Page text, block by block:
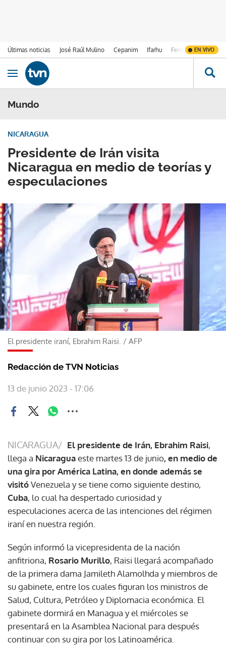
Últimas noticias José Raúl Mulino Cepanim Ifarhu Fenómeno de El
EN VIVO
Ir al contenido
Obrir navegació
Mundo
Presidente de Irán visita
Nicaragua en medio de teorías y
especulaciones
NICARAGUA
El presidente iraní, Ebrahim Raisi. / AFP
Redacción de TVN Noticias
13 de junio 2023 - 17:06
NICARAGUA/ El presidente de Irán, Ebrahim Raisi,
llega a Nicaraguaeste martes 13 de junio, en medio de
una gira por América Latina, en donde además se
visitóVenezuela y se tiene como siguiente destino,
Cuba, lo cual ha despertado curiosidad y
especulaciones acerca de las intenciones del régimen
iraní en nuestra región.
Según informó la vicepresidenta de la nación
anfitriona, Rosario Murillo, Raisi llegará acompañado
de la primera dama Jamileth Alamolhda y miembros de
su gabinete, entre los cuales figuran los ministros de
Salud, Cultura, Petróleo y Diplomacia económica. El
gabinete dormirá en Managua y el miércoles se
presentará en la Asamblea Nacional para después
continuar con su gira por los Latinoamérica.